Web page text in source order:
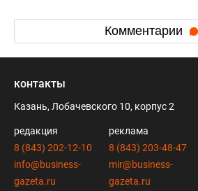
Комментарии
контакты
Казань, Лобачевского 10, корпус 2
редакция
8 (843) 202-12-10
info@business-
gazeta.ru
реклама
8 (843) 203-48-47
mir@business-
gazeta.ru